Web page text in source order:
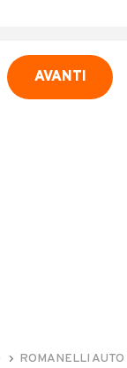
AVANTI
ROMANELLI AUTO